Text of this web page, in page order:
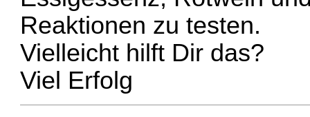
Reaktionen zu testen.
Vielleicht hilft Dir das?
Viel Erfolg